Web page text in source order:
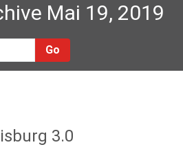
Mai 19, 2019
Go
3.0